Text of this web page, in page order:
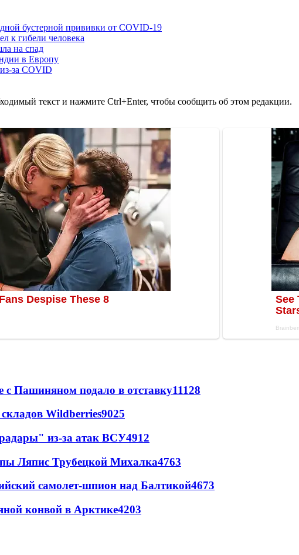
бустерной прививки от COVID-19
к гибели человека
на спад
в Европу
за COVID
текст и нажмите Ctrl+Enter, чтобы сообщить об этом редакции.
с Пашиняном подало в отставку11128
Wildberries9025
из-за атак ВСУ4912
Ляпис Трубецкой Михалка4763
самолет-шпион над Балтикой4673
конвой в Арктике4203